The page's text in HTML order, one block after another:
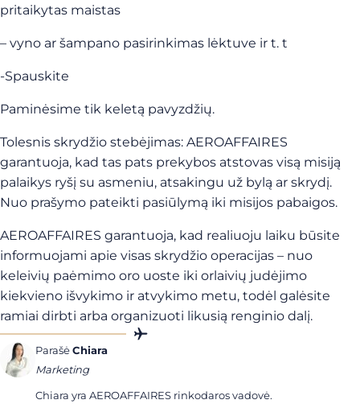
pritaikytas maistas
– vyno ar šampano pasirinkimas lėktuve ir t. t
-Spauskite
Paminėsime tik keletą pavyzdžių.
Tolesnis skrydžio stebėjimas: AEROAFFAIRES
garantuoja, kad tas pats prekybos atstovas visą misiją
palaikys ryšį su asmeniu, atsakingu už bylą ar skrydį.
Nuo prašymo pateikti pasiūlymą iki misijos pabaigos.
AEROAFFAIRES garantuoja, kad realiuoju laiku būsite
informuojami apie visas skrydžio operacijas – nuo
keleivių paėmimo oro uoste iki orlaivių judėjimo
kiekvieno išvykimo ir atvykimo metu, todėl galėsite
ramiai dirbti arba organizuoti likusią renginio dalį.
ParašėChiara
Marketing
Chiara yra AEROAFFAIRES rinkodaros vadovė.